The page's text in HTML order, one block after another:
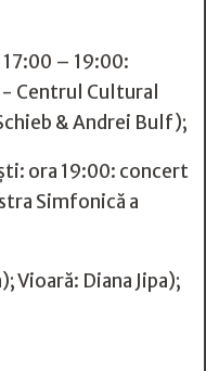
– 19:00:
Centrul Cultural
& Andrei Bulf);
ora 19:00: concert
Simfonică a
Vioară: Diana Jipa);